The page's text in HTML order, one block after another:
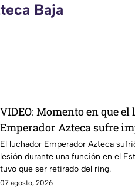
Baja
VIDEO: Momento en que
Emperador Azteca sufre
lesión en pleno combate y
en camilla
El luchador Emperador Azteca
lesión durante una función en el
tuvo que ser retirado del ring.
07 agosto, 2026